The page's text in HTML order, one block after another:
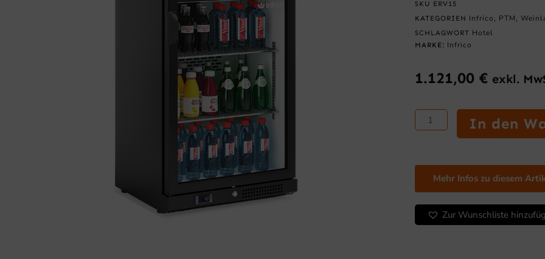
SKU ERV15
KATEGORIEN Infrico , PTM ,
SCHLAGWORT Hotel
MARKE: Infrico
1.121,00 € exkl.
Minibar
,
hoch.
ERV-
Serie
Menge
In den
Mehr Infos zu diesem
Zur Wunschliste